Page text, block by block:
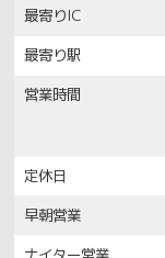
最寄りIC
最寄り駅
営業時間
定休日
早朝営業